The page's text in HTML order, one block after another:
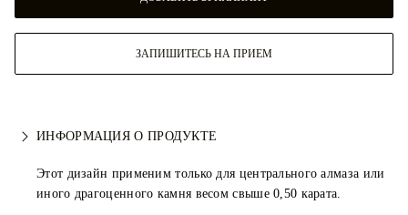
ЗАПИШИТЕСЬ НА ПРИЕМ
ИНФОРМАЦИЯ О ПРОДУКТЕ
Этот дизайн применим только для центрального алмаза или
иного драгоценного камня весом свыше 0,50 карата.